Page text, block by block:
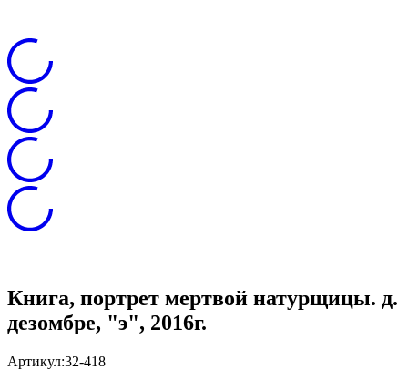
Книга, портрет мертвой натурщицы. д.
дезомбре, "э", 2016г.
Артикул:32-418